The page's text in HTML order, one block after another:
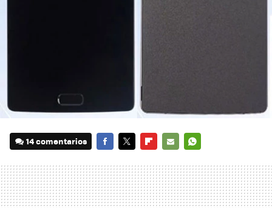
14 comentarios
MAIL